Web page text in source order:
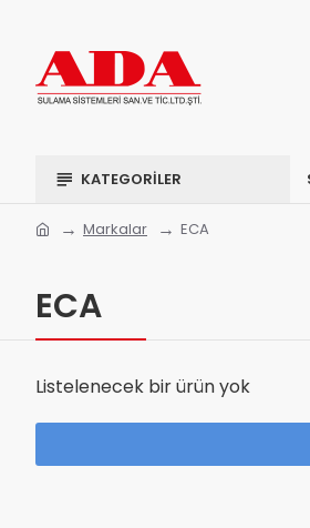
KATEGORİLER
Markalar ECA
ECA
Listelenecek bir ürün yok